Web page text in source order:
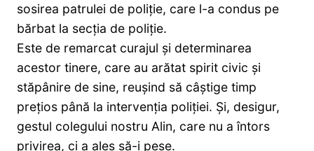
sosirea patrulei de poliție, care l-a condus pe
bărbat la secția de poliție.
Este de remarcat curajul și determinarea
acestor tinere, care au arătat spirit civic și
stăpânire de sine, reușind să câștige timp
prețios până la intervenția poliției. Și, desigur,
gestul colegului nostru Alin, care nu a întors
privirea, ci a ales să-i pese.